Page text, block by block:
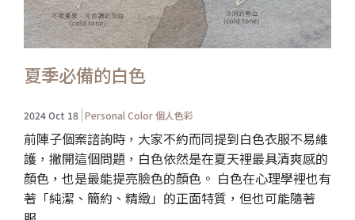
夏季必備的白色
2024 Oct 18 Personal Color 個人色彩
前陣子個案諮詢時，大家不約而同提到白色衣服不易維
護，撇開這個問題，白色依然是在夏天裡最具清爽感的
顏色，也是最能提亮臉色的顏色。 白色在心理學裡也有
著「純潔、簡約、精緻」的正面特質，但也可能隨著